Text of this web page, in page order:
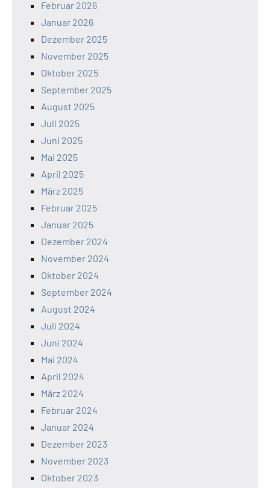
Februar 2026
Januar 2026
Dezember 2025
November 2025
Oktober 2025
September 2025
August 2025
Juli 2025
Juni 2025
Mai 2025
April 2025
März 2025
Februar 2025
Januar 2025
Dezember 2024
November 2024
Oktober 2024
September 2024
August 2024
Juli 2024
Juni 2024
Mai 2024
April 2024
März 2024
Februar 2024
Januar 2024
Dezember 2023
November 2023
Oktober 2023